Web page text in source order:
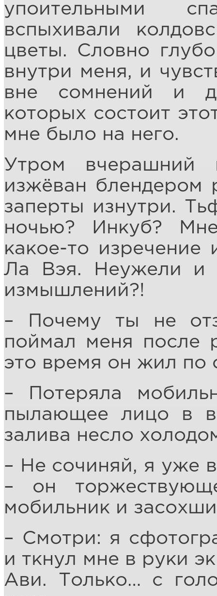
упоительными
вспыхивали
цветы. Словно
внутри меня, и
вне сомнений и
которых состоит
мне было на него.
Утром вчерашний
изжёван блендером
заперты изнутри.
ночью? Инкуб?
какое-то изречение
Ла Вэя. Неужели и
измышлений?!
– Почему ты не
поймал меня
это время он жил по
– Потеряла
пылающее лицо в
залива несло
– Не сочиняй, я уже
– он
мобильник и
– Смотри: я
и ткнул мне в руки
Ави. Только… с